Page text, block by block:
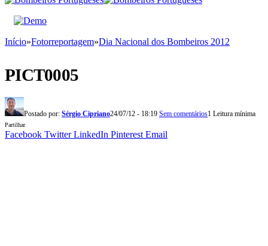
Início»Fotorreportagem»Dia Nacional dos Bombeiros 2012
PICT0005
Postado por: Sérgio Cipriano24/07/12 - 18:19 Sem comentários1 Leitura mínima
Partilhar
Facebook Twitter LinkedIn Pinterest Email